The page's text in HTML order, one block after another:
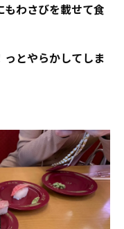
わさびを載せて食
とやらかしてしま